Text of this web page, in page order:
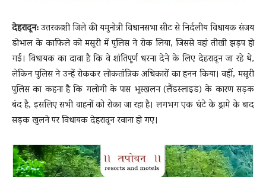
देहरादून:उत्तरकाशी जिले की यमुनोत्री विधानसभा सीट से निर्दलीय विधायक संजय
डोभाल के काफिले को मसूरी में पुलिस ने रोक लिया, जिससे वहां तीखी झड़प हो
गई। विधायक का दावा है कि वे शांतिपूर्ण धरना देने के लिए देहरादून जा रहे थे,
लेकिन पुलिस ने उन्हें रोककर लोकतांत्रिक अधिकारों का हनन किया। वहीं, मसूरी
पुलिस का कहना है कि गलोगी के पास भूस्खलन (लैंडस्लाइड) के कारण सड़क
बंद है, इसलिए सभी वाहनों को रोका जा रहा है। लगभग एक घंटे के ड्रामे के बाद
सड़क खुलने पर विधायक देहरादून रवाना हो गए।